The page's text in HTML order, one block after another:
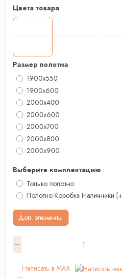
Цвета товара
Размер полотна
1900x550
1900x600
2000х400
2000x600
2000x700
2000х800
2000x900
Выберите комплектацию
Только полотно
Полотно Коробка Наличники
Доп. элементы
Написать в MAX